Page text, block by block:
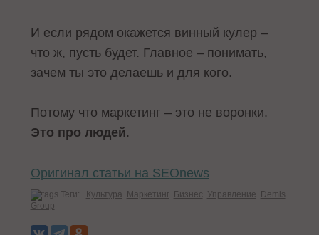
И если рядом окажется винный кулер –
что ж, пусть будет. Главное – понимать,
зачем ты это делаешь и для кого.
Потому что маркетинг – это не воронки.
Это про людей.
Оригинал статьи на SEOnews
Теги: Культура Маркетинг Бизнес Управление
Demis
Group